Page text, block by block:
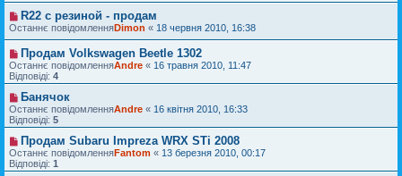
R22 с резиной - продам
Останнє повідомленняDimon « 18 червня 2010, 16:38
Продам Volkswagen Beetle 1302
Останнє повідомленняAndre « 16 травня 2010, 11:47
Відповіді: 4
Банячок
Останнє повідомленняAndre « 16 квітня 2010, 16:33
Відповіді: 5
Продам Subaru Impreza WRX STi 2008
Останнє повідомленняFantom « 13 березня 2010, 00:17
Відповіді: 1